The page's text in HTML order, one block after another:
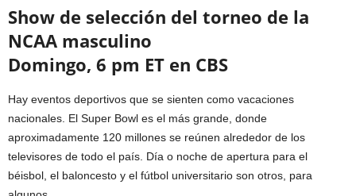
Show de selección del torneo de la
NCAA masculino
Domingo, 6 pm ET en CBS
Hay eventos deportivos que se sienten como vacaciones
nacionales. El Super Bowl es el más grande, donde
aproximadamente 120 millones se reúnen alrededor de los
televisores de todo el país. Día o noche de apertura para el
béisbol, el baloncesto y el fútbol universitario son otros, para